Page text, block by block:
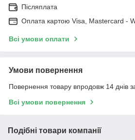
Післяплата
Оплата картою Visa, Mastercard -
Всі умови оплати
Умови повернення
Повернення товару впродовж 14 днів
Всі умови повернення
Подібні товари компанії